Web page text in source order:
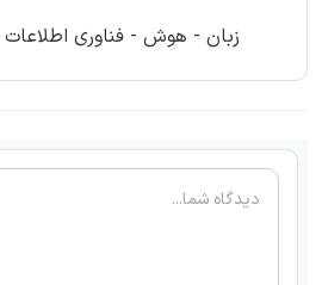
زبان - هوش - فناوری اطلاعات